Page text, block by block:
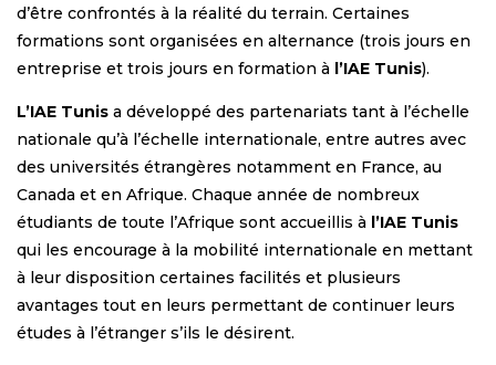
d’être confrontés à la réalité du terrain. Certaines
formations sont organisées en alternance (trois jours en
entreprise et trois jours en formation à l’IAE Tunis).
L’IAE Tunis a développé des partenariats tant à l’échelle
nationale qu’à l’échelle internationale, entre autres avec
des universités étrangères notamment en France, au
Canada et en Afrique. Chaque année de nombreux
étudiants de toute l’Afrique sont accueillis à l’IAE Tunis
qui les encourage à la mobilité internationale en mettant
à leur disposition certaines facilités et plusieurs
avantages tout en leurs permettant de continuer leurs
études à l’étranger s’ils le désirent.